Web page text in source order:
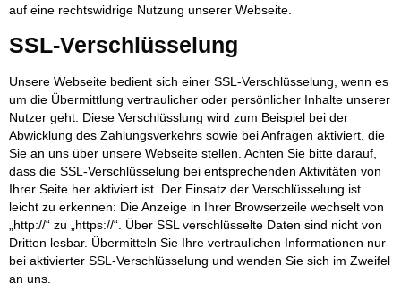
auf eine rechtswidrige Nutzung unserer Webseite.
SSL-Verschlüsselung
Unsere Webseite bedient sich einer SSL-Verschlüsselung, wenn es
um die Übermittlung vertraulicher oder persönlicher Inhalte unserer
Nutzer geht. Diese Verschlüsslung wird zum Beispiel bei der
Abwicklung des Zahlungsverkehrs sowie bei Anfragen aktiviert, die
Sie an uns über unsere Webseite stellen. Achten Sie bitte darauf,
dass die SSL-Verschlüsselung bei entsprechenden Aktivitäten von
Ihrer Seite her aktiviert ist. Der Einsatz der Verschlüsselung ist
leicht zu erkennen: Die Anzeige in Ihrer Browserzeile wechselt von
„http://“ zu „https://“. Über SSL verschlüsselte Daten sind nicht von
Dritten lesbar. Übermitteln Sie Ihre vertraulichen Informationen nur
bei aktivierter SSL-Verschlüsselung und wenden Sie sich im Zweifel
an uns.